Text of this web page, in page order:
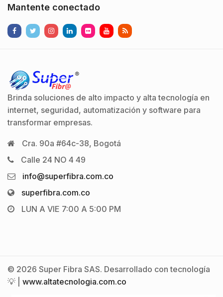
Mantente conectado
Brinda soluciones de alto impacto y alta tecnología en
internet, seguridad, automatización y software para
transformar empresas.
Cra. 90a #64c-38, Bogotá
Calle 24 NO 4 49
info@superfibra.com.co
superfibra.com.co
LUN A VIE 7:00 A 5:00 PM
© 2026 Super Fibra SAS. Desarrollado con tecnología
💡 | www.altatecnologia.com.co